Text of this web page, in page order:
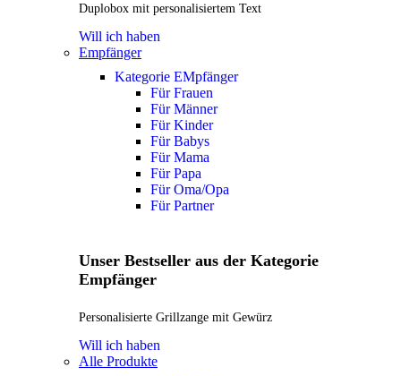
Duplobox mit personalisiertem Text
Will ich haben
Empfänger
Kategorie EMpfänger
Für Frauen
Für Männer
Für Kinder
Für Babys
Für Mama
Für Papa
Für Oma/Opa
Für Partner
Unser Bestseller aus der Kategorie
Empfänger
Personalisierte Grillzange mit Gewürz
Will ich haben
Alle Produkte